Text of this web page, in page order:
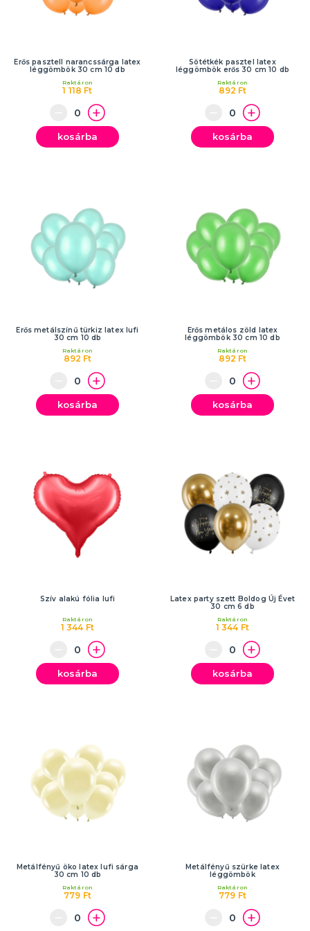
Erős pasztell narancssárga latex
léggömbök 30 cm 10 db
1 118 Ft
Raktáron
kosárba
Sötétkék pasztel latex
léggömbök erős 30 cm 10 db
892 Ft
Raktáron
kosárba
Erős metálszínű türkiz latex lufi
30 cm 10 db
892 Ft
Raktáron
kosárba
Erős metálos zöld latex
léggömbök 30 cm 10 db
892 Ft
Raktáron
kosárba
Szív alakú fólia lufi
1 344 Ft
Raktáron
kosárba
Latex party szett Boldog Új Évet
30 cm 6 db
1 344 Ft
Raktáron
kosárba
Metálfényű öko latex lufi sárga
30 cm 10 db
779 Ft
Raktáron
Metálfényű szürke latex
léggömbök
779 Ft
Raktáron